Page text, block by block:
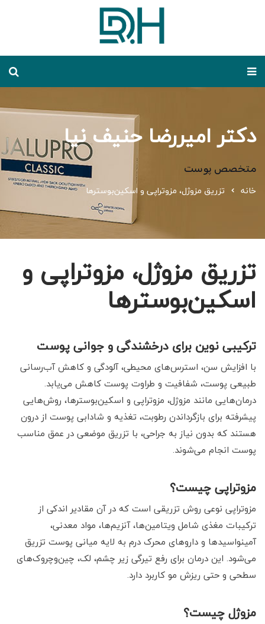
دکتر امیررضا حنیف نیا
متخصص پوست
خانه تزریق مزوژل، مزوتراپی و اسکین‌بوسترها
تزریق مزوژل، مزوتراپی و
اسکین‌بوسترها
ترکیبی نوین برای درخشندگی و جوانی پوست
با افزایش سن، استرس‌های محیطی، آلودگی و کاهش آب‌رسانی
طبیعی پوست، شفافیت و طراوت پوست کاهش می‌یابد.
درمان‌هایی مانند مزوژل، مزوتراپی و اسکین‌بوسترها، روش‌هایی
پیشرفته برای بازگرداندن رطوبت، تغذیه و شادابی پوست از درون
هستند که بدون نیاز به جراحی، با تزریق موضعی در عمق مناسب
پوست انجام می‌شوند.
مزوتراپی چیست؟
مزوتراپی نوعی روش تزریقی است که در آن مقادیر اندکی از
ترکیبات مغذی شامل ویتامین‌ها، آنزیم‌ها، مواد معدنی،
آمینواسیدها و داروهای محرک درم به لایه میانی پوست تزریق
می‌شود. این درمان برای رفع تیرگی زیر چشم، لک، چین‌وچروک‌های
سطحی و حتی ریزش مو کاربرد دارد.
مزوژل چیست؟